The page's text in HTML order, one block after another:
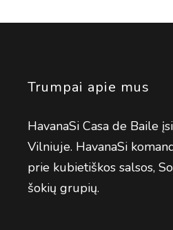
Trumpai apie mus
HavanaSi Casa de Baile
Vilniuje. HavanaSi
prie kubietiškos salsos,
šokių grupių.